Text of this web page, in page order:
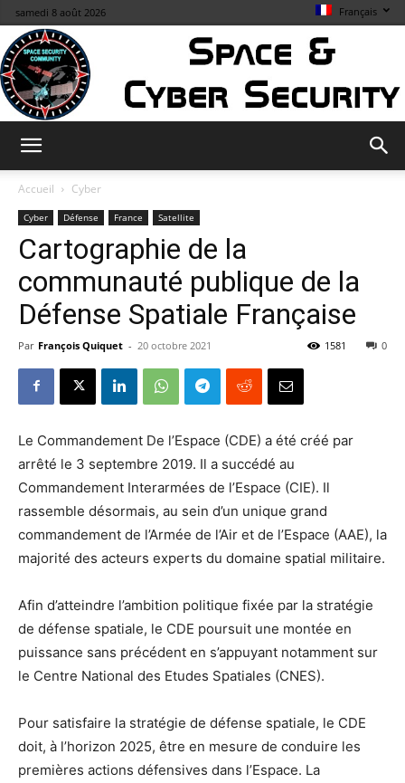
samedi 8 août 2026 Français
&
Cybersecurity
Info
Accueil Cyber
Cyber Défense France Satellite
Cartographie de la
communauté publique de la
Défense Spatiale Française
Par François Quiquet - 20 octobre 2021 0
1581
Le Commandement De l’Espace (CDE) a été créé par
arrêté le 3 septembre 2019. Il a succédé au
Commandement Interarmées de l’Espace (CIE). Il
rassemble désormais, au sein d’un unique grand
commandement de l’Armée de l’Air et de l’Espace (AAE), la
majorité des acteurs experts du domaine spatial militaire.
Afin d’atteindre l’ambition politique fixée par la stratégie
de défense spatiale, le CDE poursuit une montée en
puissance sans précédent en s’appuyant notamment sur
le Centre National des Etudes Spatiales (CNES).
Pour satisfaire la stratégie de défense spatiale, le CDE
doit, à l’horizon 2025, être en mesure de conduire les
premières actions défensives dans l’Espace. La